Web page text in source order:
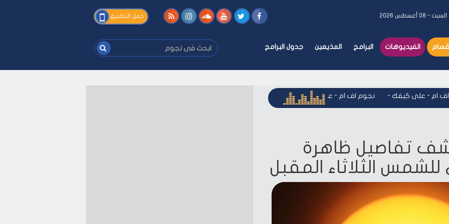
السبت - ٠٨ أغسطس ٢٠٢٦ حمل التطبيق
الفيديوهات البرامج المذيعين جدول البرامج
ابحث
فى
فى
- - على كيفك -نجوم اف ام - على كيفك نجوم اف ام - على كيفك
تفاصيل ظاهرة
الثلاثاء المقبل